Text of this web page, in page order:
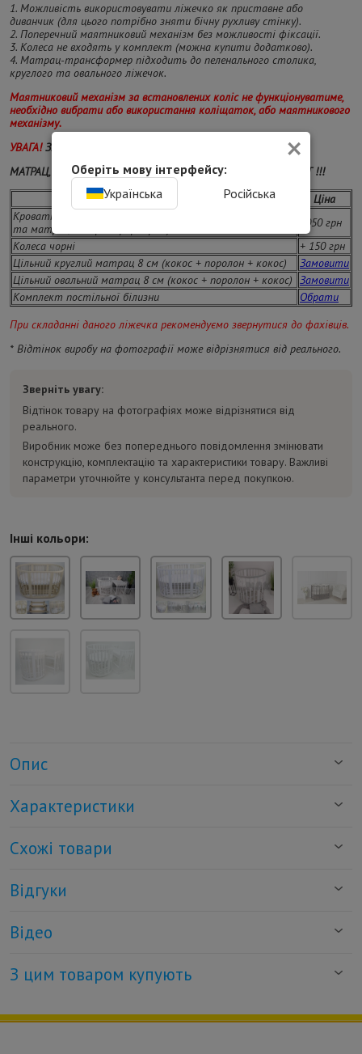
1. Можливість використовувати ліжечко як приставне або
диванчик (для цього потрібно зняти бічну рухливу стінку).
2. Поперечний маятниковий механізм без можливості фіксації.
3. Колеса не входять у комплект (можна купити додатково).
4. Матрац-трансформер підходить до пеленального столика,
круглого та овального ліжечок.
Маятниковий механізм за встановлених коліс не функціонуватиме,
необхідно вибрати або використання коліщаток, або маятникового
механізму.
УВАГА!Знижка на самовивіз не поширюється.
МАТРАЦ, МАЯТНИКОВИЙ МЕХАНІЗМ — ВХОДЯТЬ У КОМПЛЕКТ !!!
Додаткові опції
Ціна
Кроватка при самовивозі з магазину Києва (з маятником
та матрацом-трансформером)
8050 грн
Колеса чорні
+ 150 грн
Цільний круглий матрац 8 см (кокос + поролон + кокос)
Замовити
Цільний овальний матрац 8 см (кокос + поролон + кокос) Замовити
Комплект постільної білизни
Обрати
При складанні даного ліжечка рекомендуємо звернутися до фахівців.
* Відтінок виробу на фотографії може відрізнятися від реального.
Зверніть увагу:
Відтінок товару на фотографіях може відрізнятися від
реального.
Виробник може без попереднього повідомлення змінювати
конструкцію, комплектацію та характеристики товару. Важливі
параметри уточнюйте у консультанта перед покупкою.
Інші кольори:
Опис
Характеристики
Схожі товари
Відгуки
Відео
З цим товаром купують
×
Оберіть мову інтерфейсу:
Українська
Російська